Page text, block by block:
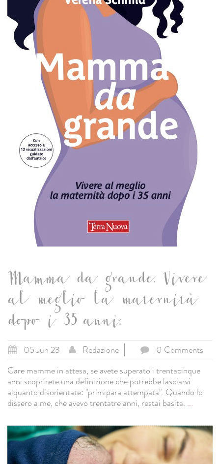
Mamma da grande. Vivere
al meglio la maternità
dopo i 35 anni.
05 Jun 23 Redazione
0 Comments
Care mamme in attesa, se avete superato i trentacinque
anni scoprirete una definizione che potrebbe lasciarvi
alquanto disorientate: "primipara attempata". Quando lo
dissero a me, che avevo trentatre anni, restai basita. ...